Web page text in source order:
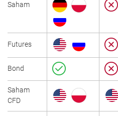
Saham
Futures
Bond
Saham
CFD